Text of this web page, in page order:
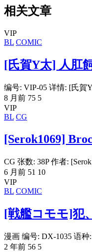
相关文章
VIP
BL COMIC
[氏賀Y太] 人肛
编号: VIP-05 详情: [氏賀
8 月前 75 5
VIP
BL CG
[Serok1069]
CG 张数: 38P 作者:
6 月前 51 10
VIP
BL COMIC
[戦艦コモモ]犯
漫画 编号: DX-1035 语
2 年前 56 5